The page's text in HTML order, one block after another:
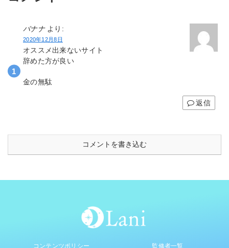
バナナ より:
2020年12月8日
オススメ出来ないサイト
辞めた方が良い
金の無駄
返信
コメントを書き込む
コンテンツポリシー 監修者一覧